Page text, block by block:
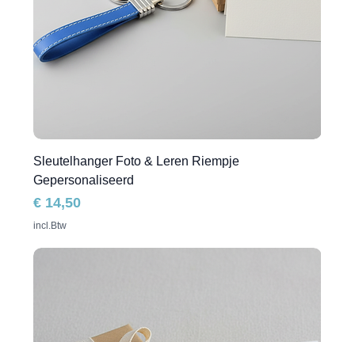
Sleutelhanger Foto & Leren Riempje
Gepersonaliseerd
Prijs
€ 14,50
incl.Btw